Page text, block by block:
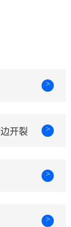
>
开裂 >
>
>